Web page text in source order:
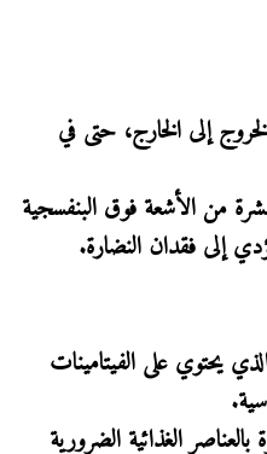
إلى الخارج، حتى في
من الأشعة فوق البنفسجية
إلى فقدان النضارة.
يحتوي على الفيتامينات
الغذائية الضرورية